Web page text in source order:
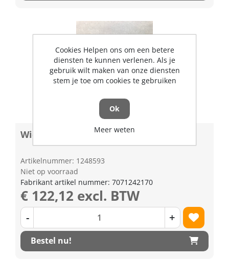
Wielas maaidek rechts
Artikelnummer: 1248593
Niet op voorraad
Fabrikant artikel nummer: 7071242170
€ 122,12 excl. BTW
- +
Bestel nu!
Cookies Helpen ons om een betere
diensten te kunnen verlenen. Als je
gebruik wilt maken van onze diensten
stem je toe om cookies te gebruiken
Ok
Meer weten